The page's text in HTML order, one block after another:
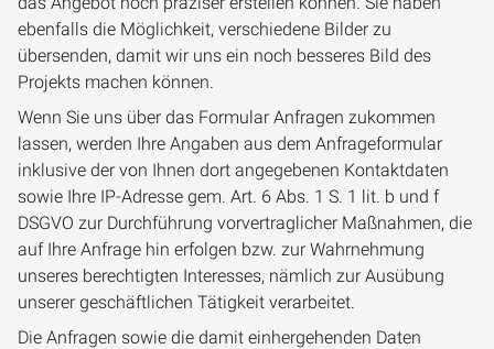
ebenfalls die Möglichkeit, verschiedene Bilder zu
übersenden, damit wir uns ein noch besseres Bild des
Projekts machen können.
Wenn Sie uns über das Formular Anfragen zukommen
lassen, werden Ihre Angaben aus dem Anfrageformular
inklusive der von Ihnen dort angegebenen Kontaktdaten
sowie Ihre IP-Adresse gem. Art. 6 Abs. 1 S. 1 lit. b und f
DSGVO zur Durchführung vorvertraglicher Maßnahmen, die
auf Ihre Anfrage hin erfolgen bzw. zur Wahrnehmung
unseres berechtigten Interesses, nämlich zur Ausübung
unserer geschäftlichen Tätigkeit verarbeitet.
Die Anfragen sowie die damit einhergehenden Daten